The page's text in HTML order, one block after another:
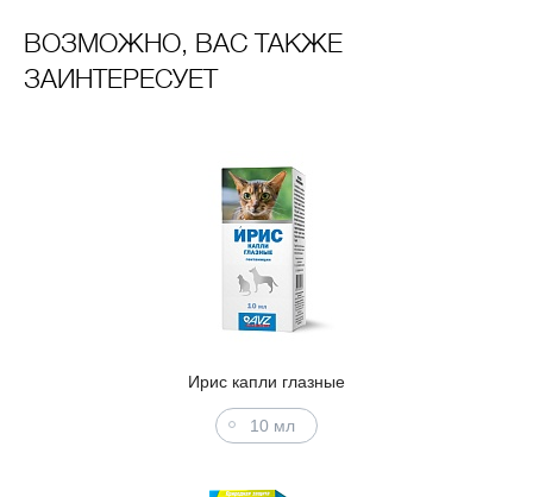
ВОЗМОЖНО, ВАС ТАКЖЕ
ЗАИНТЕРЕСУЕТ
Ирис капли глазные
10 мл